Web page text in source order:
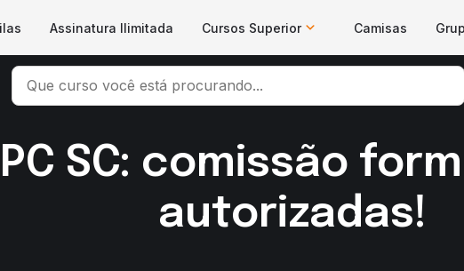
Assinatura Ilimitada Cursos Superior Camisas
SC: comissão
autorizadas!